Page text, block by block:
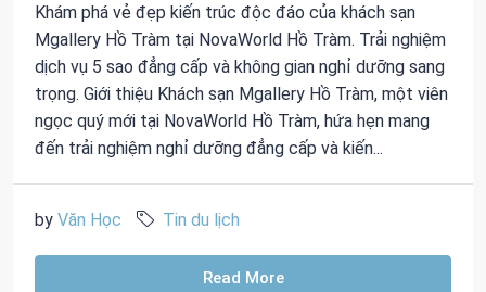
Khám phá vẻ đẹp kiến trúc độc đáo của khách sạn
Mgallery Hồ Tràm tại NovaWorld Hồ Tràm. Trải nghiệm
dịch vụ 5 sao đẳng cấp và không gian nghỉ dưỡng sang
trọng. Giới thiệu Khách sạn Mgallery Hồ Tràm, một viên
ngọc quý mới tại NovaWorld Hồ Tràm, hứa hẹn mang
đến trải nghiệm nghỉ dưỡng đẳng cấp và kiến...
by Văn Học Tin du lịch
Read More